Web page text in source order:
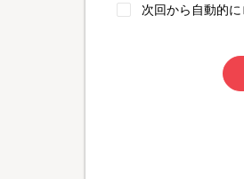
次回から自動的